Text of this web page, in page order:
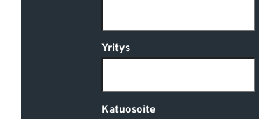
Yritys
Katuosoite